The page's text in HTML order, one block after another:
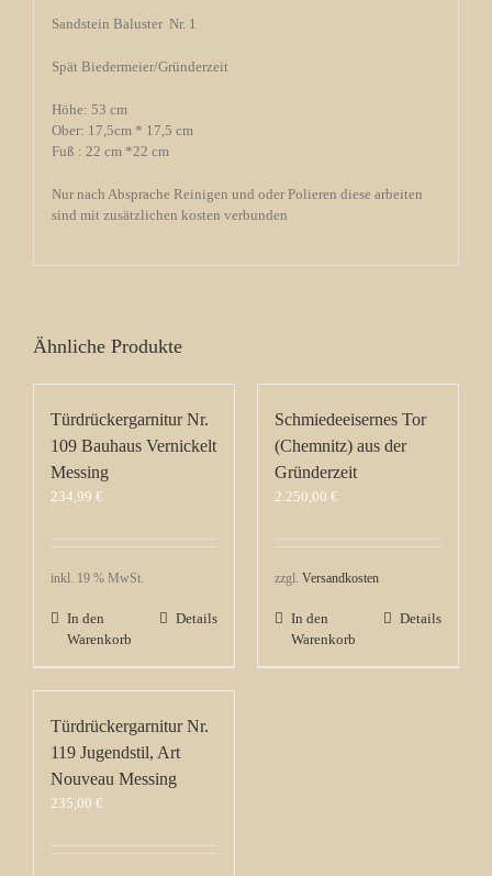
Sandstein Baluster Nr. 1
Spät Biedermeier/Gründerzeit
Höhe: 53 cm
Ober: 17,5cm * 17,5 cm
Fuß : 22 cm *22 cm
Nur nach Absprache Reinigen und oder Polieren diese arbeiten
sind mit zusätzlichen kosten verbunden
Ähnliche Produkte
Türdrückergarnitur Nr.
109 Bauhaus Vernickelt
Messing
234,99 €
inkl. 19 % MwSt.
In den
Warenkorb
Details
Schmiedeeisernes Tor
(Chemnitz) aus der
Gründerzeit
2.250,00 €
zzgl. Versandkosten
In den
Warenkorb
Details
Türdrückergarnitur Nr.
119 Jugendstil, Art
Nouveau Messing
235,00 €